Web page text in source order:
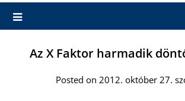
Az X Faktor harmadik
Posted on 2012. október 27.